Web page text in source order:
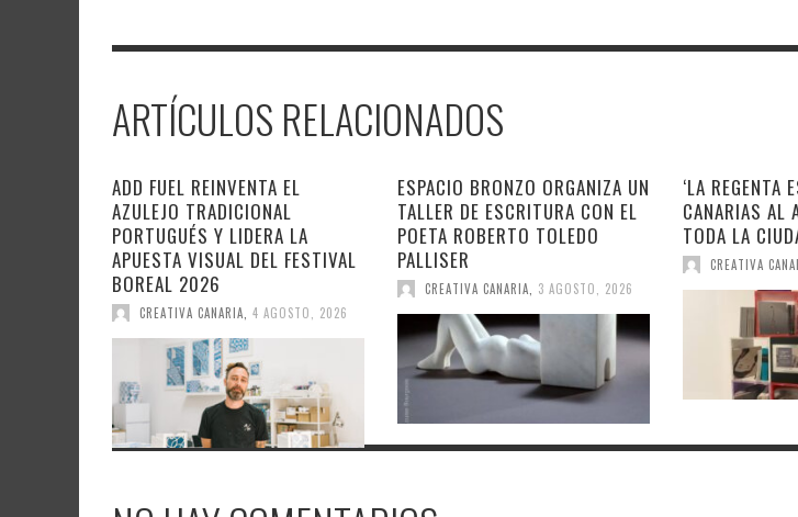
ARTÍCULOS RELACIONADOS
ADD FUEL REINVENTA EL
AZULEJO TRADICIONAL
PORTUGUÉS Y LIDERA LA
APUESTA VISUAL DEL FESTIVAL
BOREAL 2026
CREATIVA CANARIA 4 AGOSTO, 2026
ESPACIO BRONZO ORGANIZA UN
TALLER DE ESCRITURA CON EL
POETA ROBERTO TOLEDO
PALLISER
CREATIVA CANARIA 3 AGOSTO, 2026
‘LA REGENTA
CANARIAS AL
TODA LA
CREATIVA